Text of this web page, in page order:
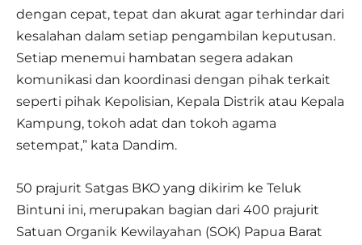
dengan cepat, tepat dan akurat agar terhindar dari
kesalahan dalam setiap pengambilan keputusan.
Setiap menemui hambatan segera adakan
komunikasi dan koordinasi dengan pihak terkait
seperti pihak Kepolisian, Kepala Distrik atau Kepala
Kampung, tokoh adat dan tokoh agama
setempat,” kata Dandim.
50 prajurit Satgas BKO yang dikirim ke Teluk
Bintuni ini, merupakan bagian dari 400 prajurit
Satuan Organik Kewilayahan (SOK) Papua Barat